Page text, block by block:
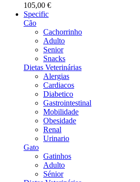
105,00 €
Specific
Cão
Cachorrinho
Adulto
Senior
Snacks
Dietas Veterinárias
Alergias
Cardiacos
Diabetico
Gastrointestinal
Mobilidade
Obesidade
Renal
Urinario
Gato
Gatinhos
Adulto
Sénior